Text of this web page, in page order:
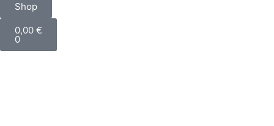
Shop
0,00 €
0